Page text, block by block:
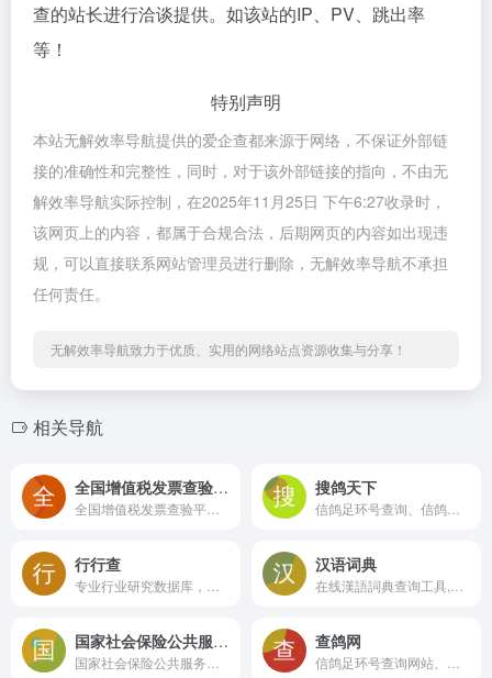
查的站长进行洽谈提供。如该站的IP、PV、跳出率
等！
特别声明
本站无解效率导航提供的爱企查都来源于网络，不保证外部链
接的准确性和完整性，同时，对于该外部链接的指向，不由无
解效率导航实际控制，在2025年11月25日 下午6:27收录时，
该网页上的内容，都属于合规合法，后期网页的内容如出现违
规，可以直接联系网站管理员进行删除，无解效率导航不承担
任何责任。
无解效率导航致力于优质、实用的网络站点资源收集与分享！
相关导航
全国增值税发票查验平台(国家税务总局) 搜鸽天下
行行查 汉语词典
国家社会保险公共服务平台 查鸽网